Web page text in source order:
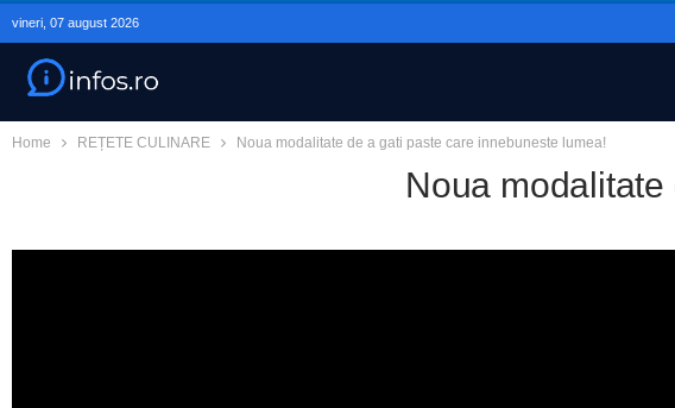
vineri, 07 august 2026
Home REȚETE CULINARE Noua modalitate de a gati paste care innebuneste lumea!
Noua